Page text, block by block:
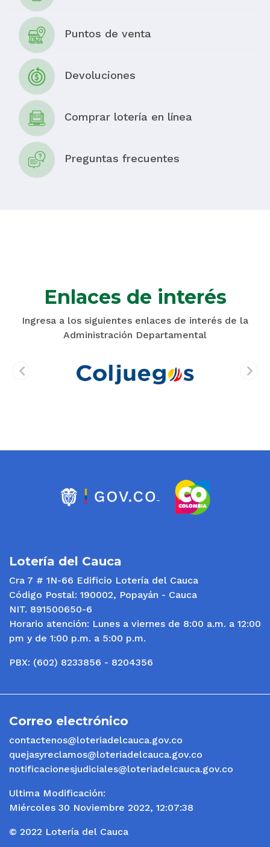
Puntos de venta
Devoluciones
Comprar lotería en línea
Preguntas frecuentes
Enlaces de interés
Ingresa a los siguientes enlaces de interés de la
Administración Departamental
Lotería del Cauca
Cra 7 # 1N-66 Edificio Lotería del Cauca
Código Postal: 190002, Popayán - Cauca
NIT. 891500650-6
Horario atención: Lunes a viernes de 8:00 a.m. a 12:00
pm y de 1:00 p.m. a 5:00 p.m.
PBX: (602) 8233856 - 8204356
Correo electrónico
contactenos@loteriadelcauca.gov.co
quejasyreclamos@loteriadelcauca.gov.co
notificacionesjudiciales@loteriadelcauca.gov.co
Ultima Modificación:
Miércoles 30 Noviembre 2022, 12:07:38
© 2022 Lotería del Cauca